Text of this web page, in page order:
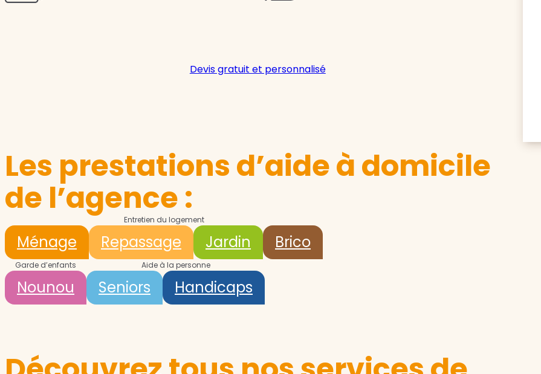
Devis gratuit et personnalisé
Les prestations d’aide à domicile
de l’agence :
Entretien du logement
Ménage Repassage Jardin Brico
Garde d’enfants
Nounou
Aide à la personne
Seniors Handicaps